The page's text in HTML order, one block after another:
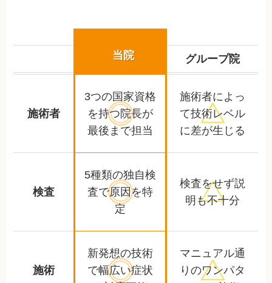
当院 グループ院
施術者
3つの国家資格
を持つ 院長が
最後まで担当
施術者によっ
て技術レベル
に差が生じる
検査
5種類の独自検
査で原因を特
定
検査をせず説
明も不十分
施術
新発想の技術
で幅広い症状
マニュアル通
りのワンパタ